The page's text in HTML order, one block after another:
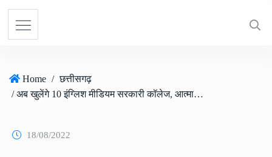
Home / छत्तीसगढ़
/ अब खुलेंगे 10 इंग्लिश मीडियम सरकारी कॉलेज, आत्मानंद स्कूल के बाद एक और बड़ा फैसला
18/08/2022